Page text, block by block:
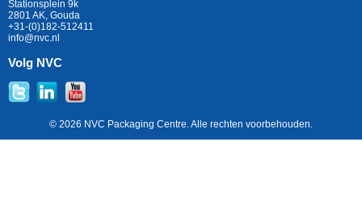
Stationsplein 9k
2801 AK, Gouda
+31-(0)182-512411
info@nvc.nl
Volg NVC
© 2026 NVC Packaging Centre. Alle rechten voorbehouden.